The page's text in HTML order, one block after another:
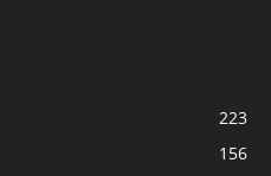
223
156